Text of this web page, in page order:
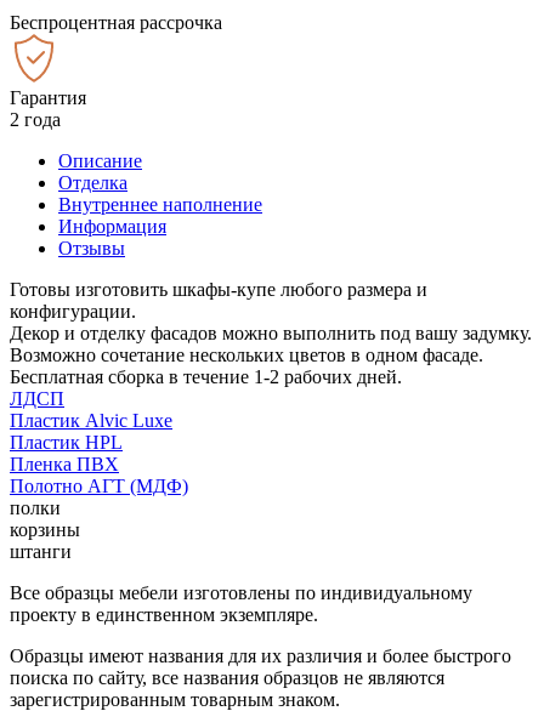
Беспроцентная рассрочка
Гарантия
2 года
Описание
Отделка
Внутреннее наполнение
Информация
Отзывы
Готовы изготовить шкафы-купе любого размера и
конфигурации.
Декор и отделку фасадов можно выполнить под вашу задумку.
Возможно сочетание нескольких цветов в одном фасаде.
Бесплатная сборка в течение 1-2 рабочих дней.
ЛДСП
Пластик Alvic Luxe
Пластик HPL
Пленка ПВХ
Полотно АГТ (МДФ)
полки
корзины
штанги
Все образцы мебели изготовлены по индивидуальному
проекту в единственном экземпляре.
Образцы имеют названия для их различия и более быстрого
поиска по сайту, все названия образцов не являются
зарегистрированным товарным знаком.